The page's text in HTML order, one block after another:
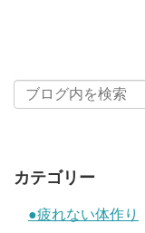
カテゴリー
●疲れない体作り